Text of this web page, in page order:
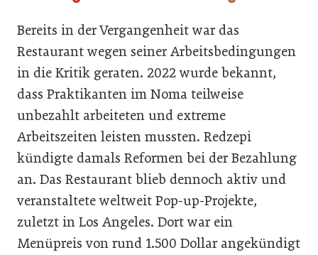
Bereits in der Vergangenheit war das
Restaurant wegen seiner Arbeitsbedingungen
in die Kritik geraten. 2022 wurde bekannt,
dass Praktikanten im Noma teilweise
unbezahlt arbeiteten und extreme
Arbeitszeiten leisten mussten. Redzepi
kündigte damals Reformen bei der Bezahlung
an. Das Restaurant blieb dennoch aktiv und
veranstaltete weltweit Pop-up-Projekte,
zuletzt in Los Angeles. Dort war ein
Menüpreis von rund 1.500 Dollar angekündigt